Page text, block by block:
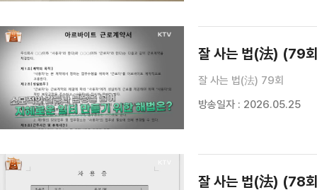
잘 사는 법(法) (79
잘 사는 법(法) 79회
방송일자 : 2026.05.25
잘 사는 법(法) (78